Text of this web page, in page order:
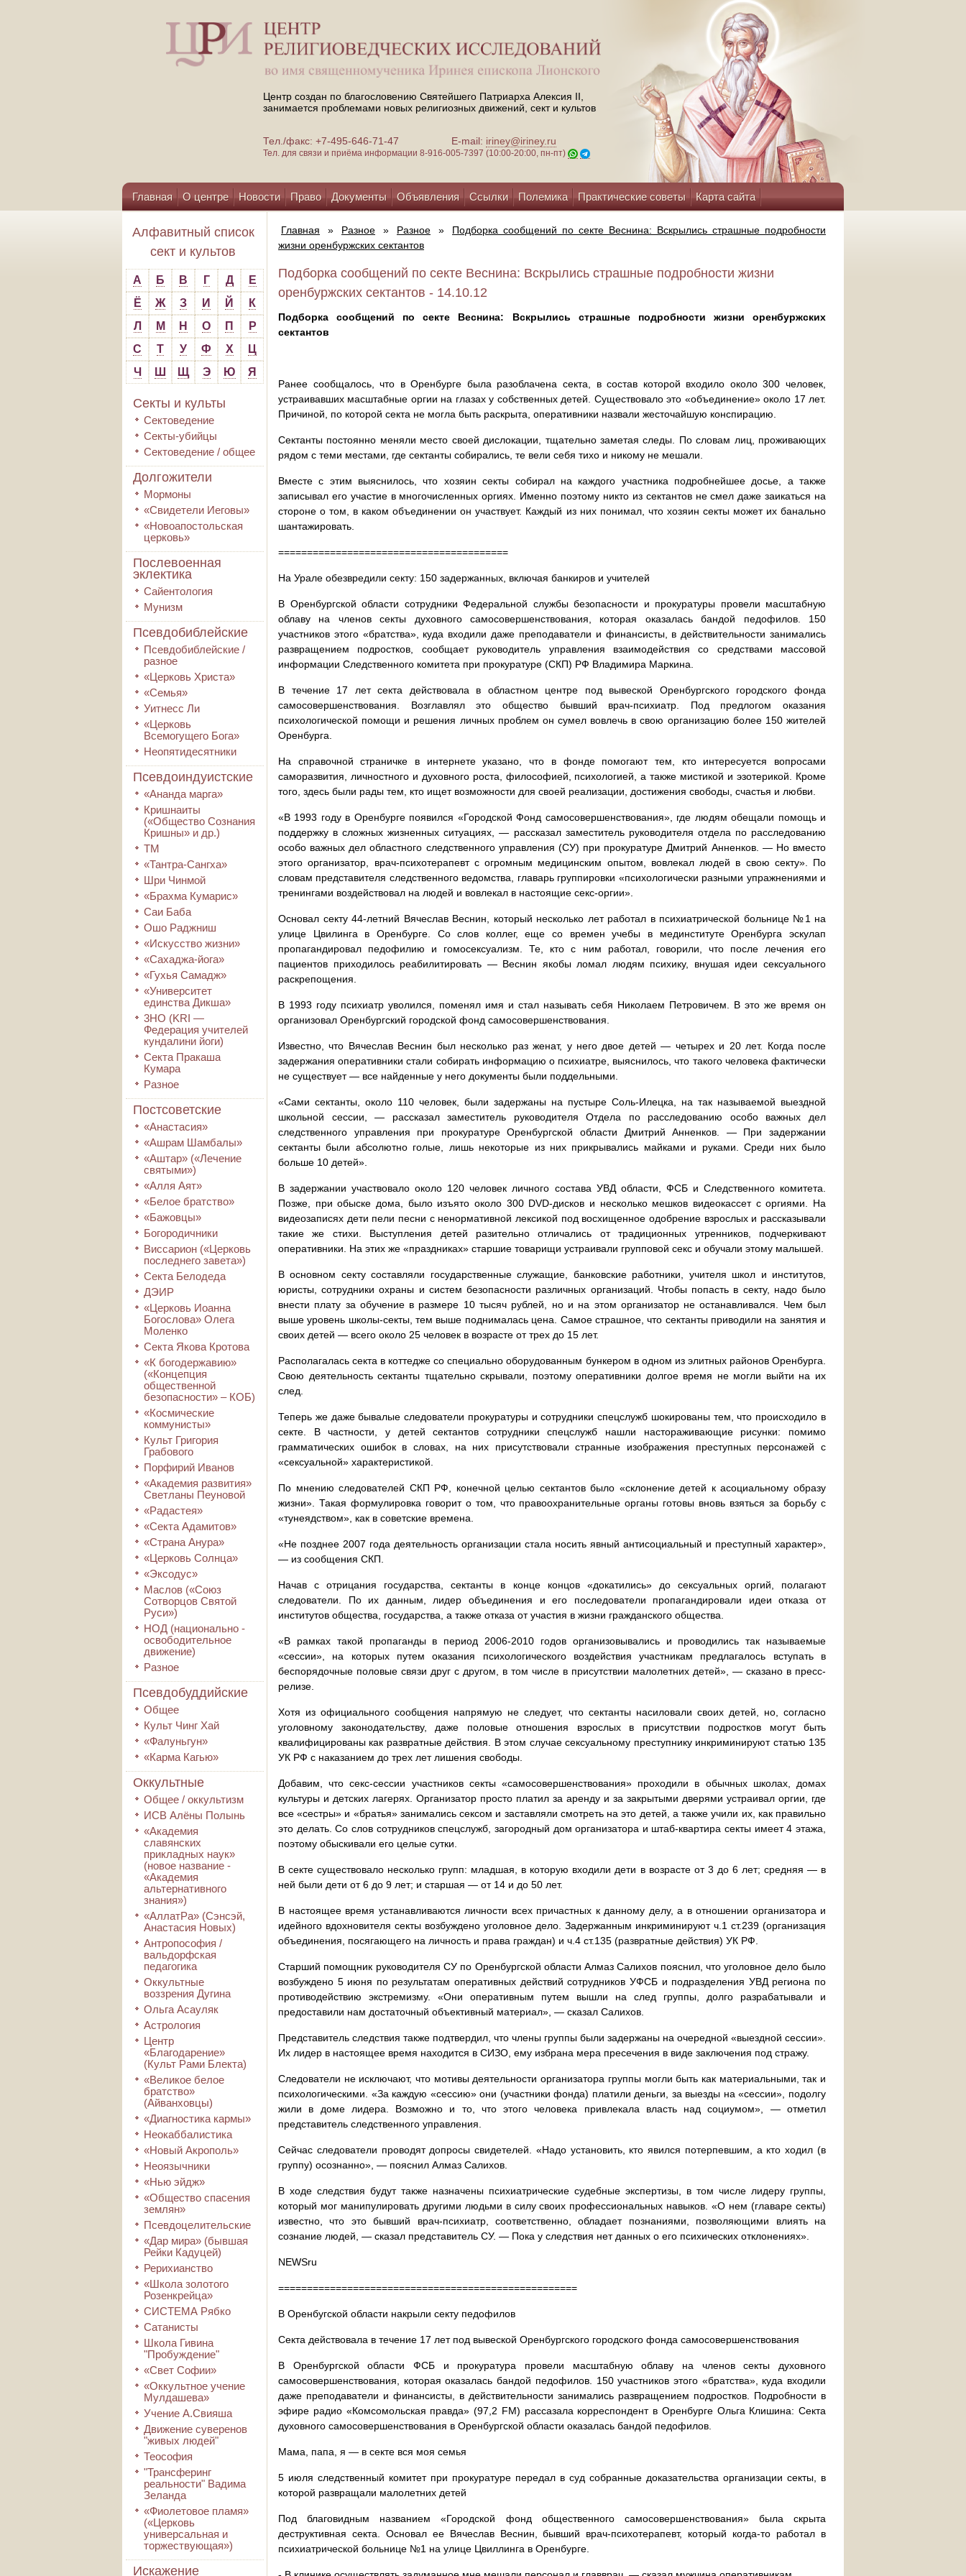
Центр создан по благословению Святейшего Патриарха Алексия II,
занимается проблемами новых религиозных движений, сект и культов
Тел./факс: +7-495-646-71-47 E-mail: iriney@iriney.ru
Тел. для связи и приёма информации 8-916-005-7397 (10:00-20:00, пн-пт)
Главная О центре Новости Право Документы Объявления Ссылки Полемика Практические советы Карта сайта
Помощь центру
Алфавитный список
сект и культов
А Б В Г Д
Е
Ё
Ж З И Й
К
Л
М Н О П
Р
С
Т У Ф Х
Ц
Ч
Ш Щ Э Ю Я
Секты и культы
Сектоведение
Секты-убийцы
Сектоведение / общее
Долгожители
Мормоны
«Свидетели Иеговы»
«Новоапостольская
церковь»
Послевоенная
эклектика
Сайентология
Мунизм
Псевдобиблейские
Псевдобиблейские /
разное
«Церковь Христа»
«Семья»
Уитнесс Ли
«Церковь
Всемогущего Бога»
Неопятидесятники
Псевдоиндуистские
«Ананда марга»
Кришнаиты
(«Общество Сознания
Кришны» и др.)
ТМ
«Тантра-Сангха»
Шри Чинмой
«Брахма Кумарис»
Саи Баба
Ошо Раджниш
«Искусство жизни»
«Сахаджа-йога»
«Гухья Самадж»
«Университет
единства Дикша»
3HO (KRI ―
Федерация учителей
кундалини йоги)
Секта Пракаша
Кумара
Разное
Постсоветские
«Анастасия»
«Ашрам Шамбалы»
«Аштар» («Лечение
святыми»)
«Алля Аят»
«Белое братство»
«Бажовцы»
Богородичники
Виссарион («Церковь
последнего завета»)
Секта Белодеда
ДЭИР
«Церковь Иоанна
Богослова» Олега
Моленко
Секта Якова Кротова
«К богодержавию»
(«Концепция
общественной
безопасности» – КОБ)
«Космические
коммунисты»
Культ Григория
Грабового
Порфирий Иванов
«Академия развития»
Светланы Пеуновой
«Радастея»
«Секта Адамитов»
«Страна Анура»
«Церковь Солнца»
«Эксодус»
Маслов («Союз
Сотворцов Святой
Руси»)
НОД (национально -
освободительное
движение)
Разное
Псевдобуддийские
Общее
Культ Чинг Хай
«Фалуньгун»
«Карма Кагью»
Оккультные
Общее / оккультизм
ИСВ Алёны Полынь
«Академия
славянских
прикладных наук»
(новое название -
«Академия
альтернативного
знания»)
«АллатРа» (Сэнсэй,
Анастасия Новых)
Антропософия /
вальдорфская
педагогика
Оккультные
воззрения Дугина
Ольга Асауляк
Астрология
Центр
«Благодарение»
(Культ Рами Блекта)
«Великое белое
братство»
(Айванховцы)
«Диагностика кармы»
Неокаббалистика
«Новый Акрополь»
Неоязычники
«Нью эйдж»
«Общество спасения
землян»
Псевдоцелительские
«Дар мира» (бывшая
Рейки Кадуцей)
Рерихианство
«Школа золотого
Розенкрейца»
СИСТЕМА Рябко
Сатанисты
Школа Гивина
"Пробуждение"
«Свет Софии»
«Оккультное учение
Мулдашева»
Учение А.Свияша
Движение суверенов
"живых людей"
Теософия
"Трансферинг
реальности" Вадима
Зеланда
«Фиолетовое пламя»
(«Церковь
универсальная и
торжествующая»)
Искажение
Главная » Разное » Разное »
Подборка сообщений по секте Веснина: Вскрылись страшные подробности
жизни оренбуржских сектантов
Подборка сообщений по секте Веснина: Вскрылись страшные подробности жизни
оренбуржских сектантов - 14.10.12
Подборка сообщений по секте Веснина: Вскрылись страшные подробности жизни оренбуржских
сектантов
Ранее сообщалось, что в Оренбурге была разоблачена секта, в состав которой входило около 300 человек,
устраивавших масштабные оргии на глазах у собственных детей. Существовало это «объединение» около 17 лет.
Причиной, по которой секта не могла быть раскрыта, оперативники назвали жесточайшую конспирацию.
Сектанты постоянно меняли место своей дислокации, тщательно заметая следы. По словам лиц, проживающих
рядом с теми местами, где сектанты собирались, те вели себя тихо и никому не мешали.
Вместе с этим выяснилось, что хозяин секты собирал на каждого участника подробнейшее досье, а также
записывал его участие в многочисленных оргиях. Именно поэтому никто из сектантов не смел даже заикаться на
стороне о том, в каком объединении он участвует. Каждый из них понимал, что хозяин секты может их банально
шантажировать.
========================================
На Урале обезвредили секту: 150 задержанных, включая банкиров и учителей
В Оренбургской области сотрудники Федеральной службы безопасности и прокуратуры провели масштабную
облаву на членов секты духовного самосовершенствования, которая оказалась бандой педофилов. 150
участников этого «братства», куда входили даже преподаватели и финансисты, в действительности занимались
развращением подростков, сообщает руководитель управления взаимодействия со средствами массовой
информации Следственного комитета при прокуратуре (СКП) РФ Владимира Маркина.
В течение 17 лет секта действовала в областном центре под вывеской Оренбургского городского фонда
самосовершенствования. Возглавлял это общество бывший врач-психиатр. Под предлогом оказания
психологической помощи и решения личных проблем он сумел вовлечь в свою организацию более 150 жителей
Оренбурга.
На справочной страничке в интернете указано, что в фонде помогают тем, кто интересуется вопросами
саморазвития, личностного и духовного роста, философией, психологией, а также мистикой и эзотерикой. Кроме
того, здесь были рады тем, кто ищет возможности для своей реализации, достижения свободы, счастья и любви.
«В 1993 году в Оренбурге появился «Городской Фонд самосовершенствования», где людям обещали помощь и
поддержку в сложных жизненных ситуациях, — рассказал заместитель руководителя отдела по расследованию
особо важных дел областного следственного управления (СУ) при прокуратуре Дмитрий Анненков. — Но вместо
этого организатор, врач-психотерапевт с огромным медицинским опытом, вовлекал людей в свою секту». По
словам представителя следственного ведомства, главарь группировки «психологически разными упражнениями и
тренингами воздействовал на людей и вовлекал в настоящие секс-оргии».
Основал секту 44-летний Вячеслав Веснин, который несколько лет работал в психиатрической больнице №1 на
улице Цвилинга в Оренбурге. Со слов коллег, еще со времен учебы в мединституте Оренбурга эскулап
пропагандировал педофилию и гомосексуализм. Те, кто с ним работал, говорили, что после лечения его
пациентов приходилось реабилитировать — Веснин якобы ломал людям психику, внушая идеи сексуального
раскрепощения.
В 1993 году психиатр уволился, поменял имя и стал называть себя Николаем Петровичем. В это же время он
организовал Оренбургский городской фонд самосовершенствования.
Известно, что Вячеслав Веснин был несколько раз женат, у него двое детей — четырех и 20 лет. Когда после
задержания оперативники стали собирать информацию о психиатре, выяснилось, что такого человека фактически
не существует — все найденные у него документы были поддельными.
«Сами сектанты, около 110 человек, были задержаны на пустыре Соль-Илецка, на так называемой выездной
школьной сессии, — рассказал заместитель руководителя Отдела по расследованию особо важных дел
следственного управления при прокуратуре Оренбургской области Дмитрий Анненков. — При задержании
сектанты были абсолютно голые, лишь некоторые из них прикрывались майками и руками. Среди них было
больше 10 детей».
В задержании участвовало около 120 человек личного состава УВД области, ФСБ и Следственного комитета.
Позже, при обыске дома, было изъято около 300 DVD-дисков и несколько мешков видеокассет с оргиями. На
видеозаписях дети пели песни с ненормативной лексикой под восхищенное одобрение взрослых и рассказывали
такие же стихи. Выступления детей разительно отличались от традиционных утренников, подчеркивают
оперативники. На этих же «праздниках» старшие товарищи устраивали групповой секс и обучали этому малышей.
В основном секту составляли государственные служащие, банковские работники, учителя школ и институтов,
юристы, сотрудники охраны и систем безопасности различных организаций. Чтобы попасть в секту, надо было
внести плату за обучение в размере 10 тысяч рублей, но и на этом организатор не останавливался. Чем был
выше уровень школы-секты, тем выше поднималась цена. Самое страшное, что сектанты приводили на занятия и
своих детей — всего около 25 человек в возрасте от трех до 15 лет.
Располагалась секта в коттедже со специально оборудованным бункером в одном из элитных районов Оренбурга.
Свою деятельность сектанты тщательно скрывали, поэтому оперативники долгое время не могли выйти на их
след.
Теперь же даже бывалые следователи прокуратуры и сотрудники спецслужб шокированы тем, что происходило в
секте. В частности, у детей сектантов сотрудники спецслужб нашли настораживающие рисунки: помимо
грамматических ошибок в словах, на них присутствовали странные изображения преступных персонажей с
«сексуальной» характеристикой.
По мнению следователей СКП РФ, конечной целью сектантов было «склонение детей к асоциальному образу
жизни». Такая формулировка говорит о том, что правоохранительные органы готовы вновь взяться за борьбу с
«тунеядством», как в советские времена.
«Не позднее 2007 года деятельность организации стала носить явный антисоциальный и преступный характер»,
— из сообщения СКП.
Начав с отрицания государства, сектанты в конце концов «докатились» до сексуальных оргий, полагают
следователи. По их данным, лидер объединения и его последователи пропагандировали идеи отказа от
институтов общества, государства, а также отказа от участия в жизни гражданского общества.
«В рамках такой пропаганды в период 2006-2010 годов организовывались и проводились так называемые
«сессии», на которых путем оказания психологического воздействия участникам предлагалось вступать в
беспорядочные половые связи друг с другом, в том числе в присутствии малолетних детей», — сказано в пресс-
релизе.
Хотя из официального сообщения напрямую не следует, что сектанты насиловали своих детей, но, согласно
уголовному законодательству, даже половые отношения взрослых в присутствии подростков могут быть
квалифицированы как развратные действия. В этом случае сексуальному преступнику инкриминируют статью 135
УК РФ с наказанием до трех лет лишения свободы.
Добавим, что секс-сессии участников секты «самосовершенствования» проходили в обычных школах, домах
культуры и детских лагерях. Организатор просто платил за аренду и за закрытыми дверями устраивал оргии, где
все «сестры» и «братья» занимались сексом и заставляли смотреть на это детей, а также учили их, как правильно
это делать. Со слов сотрудников спецслужб, загородный дом организатора и штаб-квартира секты имеет 4 этажа,
поэтому обыскивали его целые сутки.
В секте существовало несколько групп: младшая, в которую входили дети в возрасте от 3 до 6 лет; средняя — в
ней были дети от 6 до 9 лет; и старшая — от 14 и до 50 лет.
В настоящее время устанавливаются личности всех причастных к данному делу, а в отношении организатора и
идейного вдохновителя секты возбуждено уголовное дело. Задержанным инкриминируют ч.1 ст.239 (организация
объединения, посягающего на личность и права граждан) и ч.4 ст.135 (развратные действия) УК РФ.
Старший помощник руководителя СУ по Оренбургской области Алмаз Салихов пояснил, что уголовное дело было
возбуждено 5 июня по результатам оперативных действий сотрудников УФСБ и подразделения УВД региона по
противодействию экстремизму. «Они оперативным путем вышли на след группы, долго разрабатывали и
предоставили нам достаточный объективный материал», — сказал Салихов.
Представитель следствия также подтвердил, что члены группы были задержаны на очередной «выездной сессии».
Их лидер в настоящее время находится в СИЗО, ему избрана мера пресечения в виде заключения под стражу.
Следователи не исключают, что мотивы деятельности организатора группы могли быть как материальными, так и
психологическими. «За каждую «сессию» они (участники фонда) платили деньги, за выезды на «сессии», подолгу
жили в доме лидера. Возможно и то, что этого человека привлекала власть над социумом», — отметил
представитель следственного управления.
Сейчас следователи проводят допросы свидетелей. «Надо установить, кто явился потерпевшим, а кто ходил (в
группу) осознанно», — пояснил Алмаз Салихов.
В ходе следствия будут также назначены психиатрические судебные экспертизы, в том числе лидеру группы,
который мог манипулировать другими людьми в силу своих профессиональных навыков. «О нем (главаре секты)
известно, что это бывший врач-психиатр, соответственно, обладает познаниями, позволяющими влиять на
сознание людей, — сказал представитель СУ. — Пока у следствия нет данных о его психических отклонениях».
NEWSru
====================================================
В Оренбугской области накрыли секту педофилов
Секта действовала в течение 17 лет под вывеской Оренбургского городского фонда самосовершенствования
В Оренбургской области ФСБ и прокуратура провели масштабную облаву на членов секты духовного
самосовершенствования, которая оказалась бандой педофилов. 150 участников этого «братства», куда входили
даже преподаватели и финансисты, в действительности занимались развращением подростков. Подробности в
эфире радио «Комсомольская правда» (97,2 FM) рассазала корреспондент в Оренбурге Ольга Клишина: Секта
духовного самосовершенствования в Оренбургской области оказалась бандой педофилов.
Мама, папа, я — в секте вся моя семья
5 июля следственный комитет при прокуратуре передал в суд собранные доказательства организации секты, в
которой развращали малолетних детей
Под благовидным названием «Городской фонд общественного самосовершенствования» была скрыта
деструктивная секта. Основал ее Вячеслав Веснин, бывший врач-психотерапевт, который когда-то работал в
психиатрической больнице №1 на улице Цвиллинга в Оренбурге.